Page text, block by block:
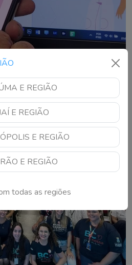
E REGIÃO
E REGIÃO
E REGIÃO
E REGIÃO
todas as regiões
chamada; veja quem
agosto
devem comprovar as
instituição de ensino para garantir